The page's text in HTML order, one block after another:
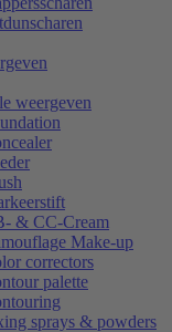
weergeven
& CC-Cream
Make-up
correctors
palette
sprays & powders